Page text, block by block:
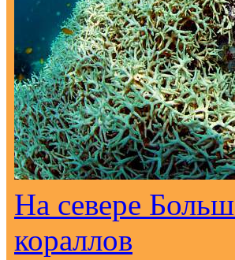
На севере
кораллов